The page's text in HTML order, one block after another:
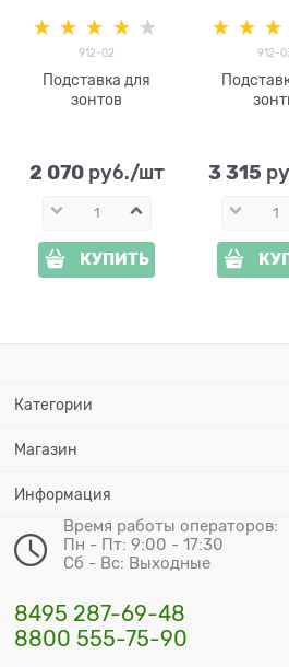
912-02
Подставка для
зонтов
2 070 руб./шт
КУПИТЬ
912-
3 315
Категории
Магазин
Информация
Время работы операторов:
Пн - Пт: 9:00 - 17:30
Сб - Вс: Выходные
8495 287-69-48
8800 555-75-90